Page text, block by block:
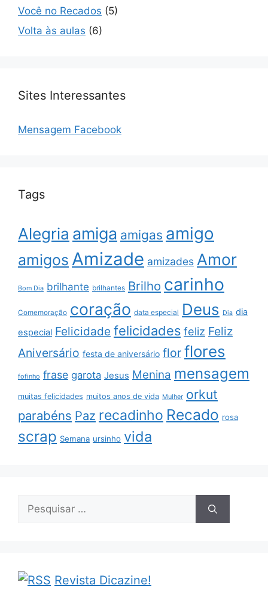
Você no Recados (5)
Volta às aulas (6)
Sites Interessantes
Mensagem Facebook
Tags
Alegria amiga amigas amigo
amigos Amizade amizades Amor
Bom Dia brilhante brilhantes Brilho carinho
Comemoração coração data especial Deus Dia dia
especial Felicidade felicidades feliz Feliz
Aniversário festa de aniversário flor flores
fofinho frase garota Jesus Menina mensagem
muitas felicidades muitos anos de vida Mulher orkut
parabéns Paz recadinho Recado rosa
scrap Semana ursinho vida
Pesquisar
Revista Dicazine!